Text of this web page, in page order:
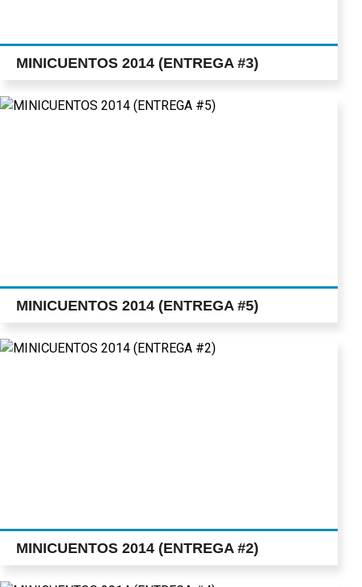
MINICUENTOS 2014 (ENTREGA #3)
MINICUENTOS 2014 (ENTREGA #5)
MINICUENTOS 2014 (ENTREGA #2)